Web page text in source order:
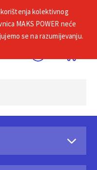
kolektivnog
MAKS POWER neće
se na razumijevanju.